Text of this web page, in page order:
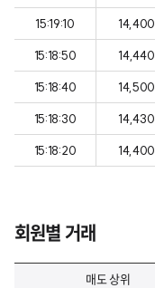
15:19:10 14,400
15:18:50 14,440
15:18:40 14,500
15:18:30 14,430
15:18:20 14,400
회원별 거래
매도 상위